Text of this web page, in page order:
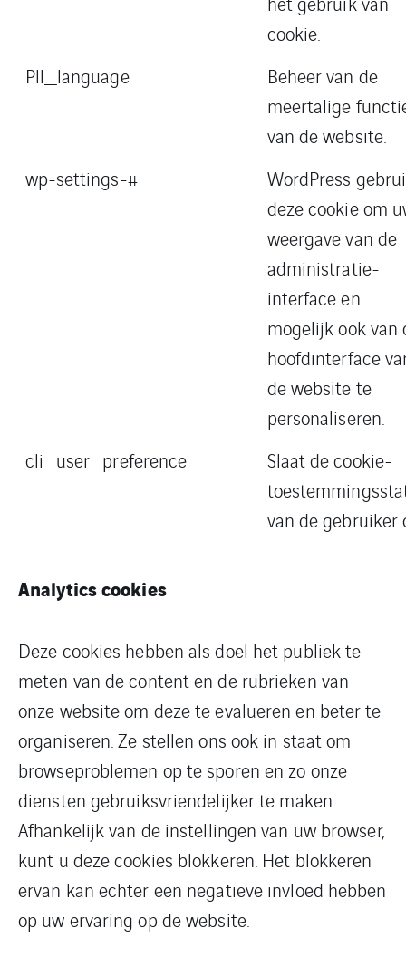
cookie.
Pll_language
Beheer van de
meertalige
van de website.
wp-settings-#
WordPress
deze cookie om
weergave van de
administratie-
interface en
mogelijk ook van
hoofdinterface
de website te
personaliseren.
cli_user_preference
Slaat de cookie-
van de gebruiker
Analytics cookies
Deze cookies hebben als doel het publiek te
meten van de content en de rubrieken van
onze website om deze te evalueren en beter te
organiseren. Ze stellen ons ook in staat om
browseproblemen op te sporen en zo onze
diensten gebruiksvriendelijker te maken.
Afhankelijk van de instellingen van uw browser,
kunt u deze cookies blokkeren. Het blokkeren
ervan kan echter een negatieve invloed hebben
op uw ervaring op de website.